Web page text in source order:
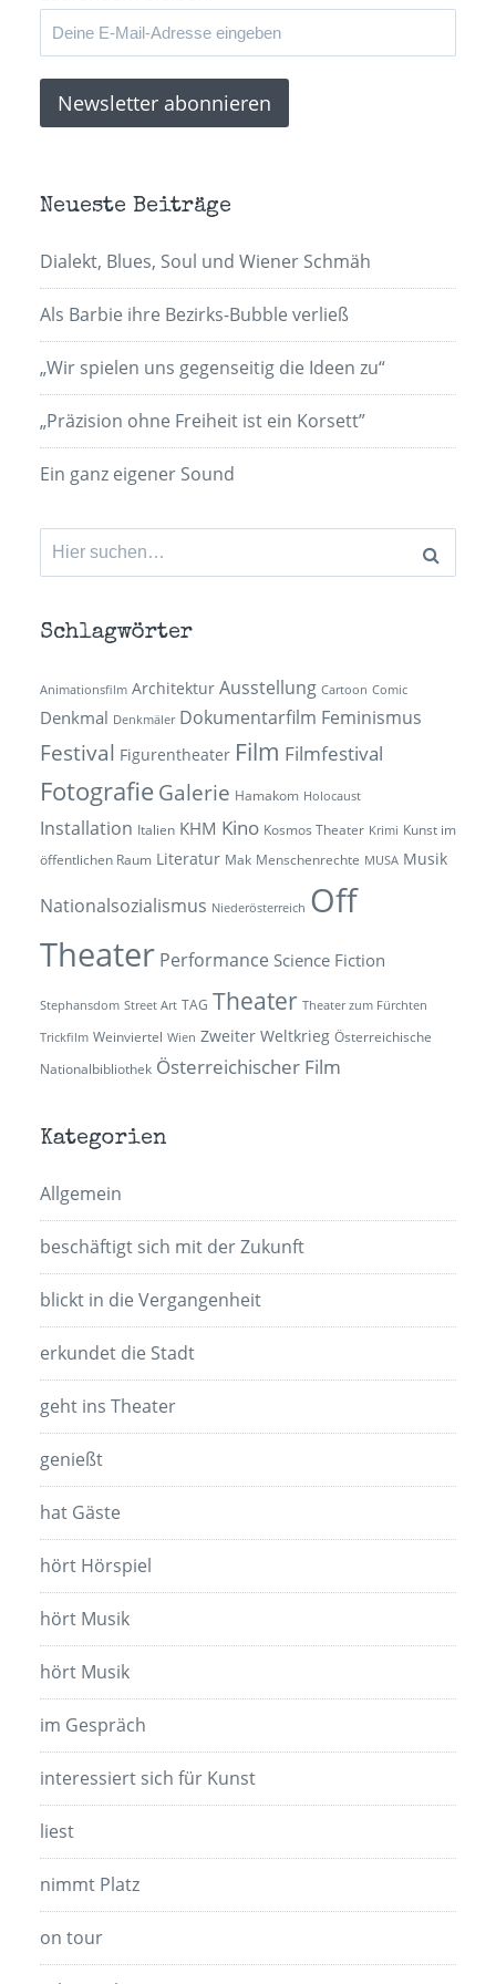
Neueste Beiträge
Dialekt, Blues, Soul und Wiener Schmäh
Als Barbie ihre Bezirks-Bubble verließ
„Wir spielen uns gegenseitig die Ideen zu“
„Präzision ohne Freiheit ist ein Korsett”
Ein ganz eigener Sound
Suchen
nach:
Schlagwörter
Animationsfilm Architektur Ausstellung Cartoon Comic
Denkmal Denkmäler Dokumentarfilm Feminismus
Festival Figurentheater Film Filmfestival
Fotografie Galerie Hamakom Holocaust
Installation Italien KHM Kino Kosmos Theater Krimi Kunst im
öffentlichen Raum Literatur Mak Menschenrechte MUSA Musik
Nationalsozialismus Niederösterreich Off
Theater Performance Science Fiction
Stephansdom Street Art TAG Theater Theater zum Fürchten
Trickfilm Weinviertel Wien Zweiter Weltkrieg Österreichische
Nationalbibliothek Österreichischer Film
Kategorien
Allgemein
beschäftigt sich mit der Zukunft
blickt in die Vergangenheit
erkundet die Stadt
geht ins Theater
genießt
hat Gäste
hört Hörspiel
hört Musik
hört Musik
im Gespräch
interessiert sich für Kunst
liest
nimmt Platz
on tour